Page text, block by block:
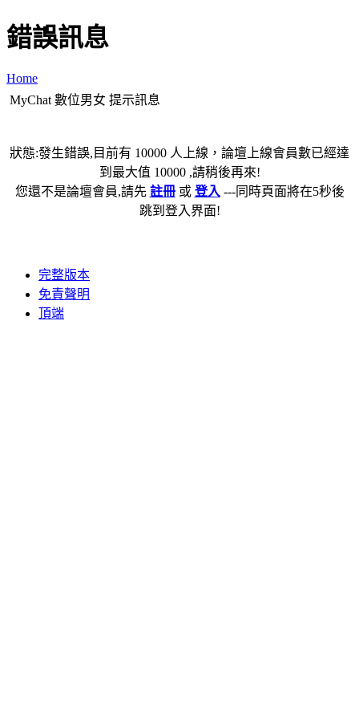
錯誤訊息
Home
MyChat 數位男女 提示訊息
狀態:發生錯誤,目前有 10000 人上線，論壇上線會員數已經達
到最大值 10000 ,請稍後再來!
您還不是論壇會員,請先 註冊或 登入 ---同時頁面將在5秒後
跳到登入界面!
完整版本
免責聲明
頂端